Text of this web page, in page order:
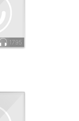
1795